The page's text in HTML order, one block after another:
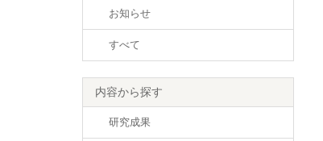
お知らせ
すべて
内容から探す
研究成果